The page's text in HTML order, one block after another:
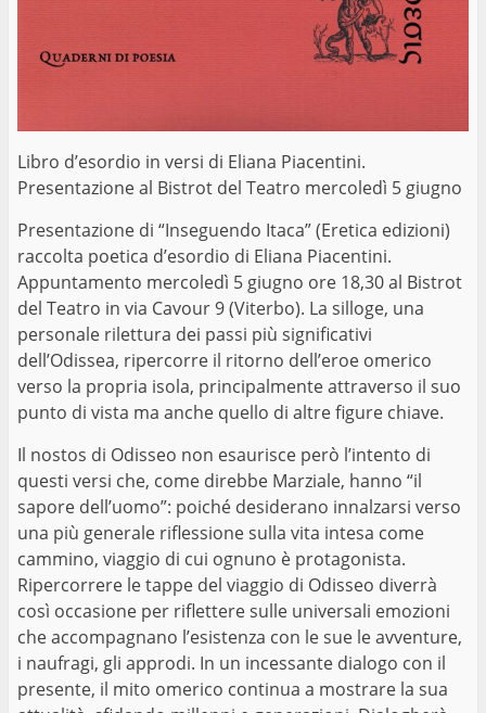
Libro d’esordio in versi di Eliana Piacentini.
Presentazione al Bistrot del Teatro mercoledì 5 giugno
Presentazione di “Inseguendo Itaca” (Eretica edizioni)
raccolta poetica d’esordio di Eliana Piacentini.
Appuntamento mercoledì 5 giugno ore 18,30 al Bistrot
del Teatro in via Cavour 9 (Viterbo). La silloge, una
personale rilettura dei passi più significativi
dell’Odissea, ripercorre il ritorno dell’eroe omerico
verso la propria isola, principalmente attraverso il suo
punto di vista ma anche quello di altre figure chiave.
Il nostos di Odisseo non esaurisce però l’intento di
questi versi che, come direbbe Marziale, hanno “il
sapore dell’uomo”: poiché desiderano innalzarsi verso
una più generale riflessione sulla vita intesa come
cammino, viaggio di cui ognuno è protagonista.
Ripercorrere le tappe del viaggio di Odisseo diverrà
così occasione per riflettere sulle universali emozioni
che accompagnano l’esistenza con le sue le avventure,
i naufragi, gli approdi. In un incessante dialogo con il
presente, il mito omerico continua a mostrare la sua